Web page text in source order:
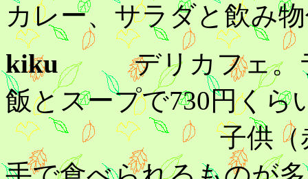
カレー、サラダと飲み
kikuデリカフェ。
飯とスープで730円くら
子供（赤ちゃん